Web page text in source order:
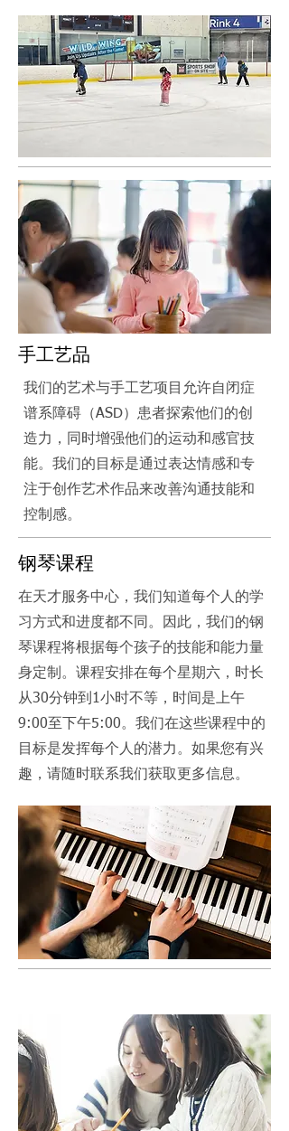
手工艺品
我们的艺术与手工艺项目允许自闭症
谱系障碍（ASD）患者探索他们的创
造力，同时增强他们的运动和感官技
能。我们的目标是通过表达情感和专
注于创作艺术作品来改善沟通技能和
控制感。
钢琴课程
在天才服务中心，我们知道每个人的学
习方式和进度都不同。因此，我们的钢
琴课程将根据每个孩子的技能和能力量
身定制。课程安排在每个星期六，时长
从30分钟到1小时不等，时间是上午
9:00至下午5:00。我们在这些课程中的
目标是发挥每个人的潜力。如果您有兴
趣，请随时联系我们获取更多信息。